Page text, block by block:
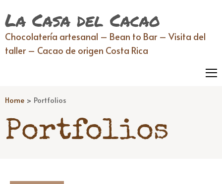
La Casa del Cacao
Chocolatería artesanal – Bean to Bar – Visita del
taller – Cacao de origen Costa Rica
Home > Portfolios
Portfolios